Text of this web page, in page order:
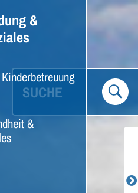
SUCHE
&
Kinderbetreuung
&